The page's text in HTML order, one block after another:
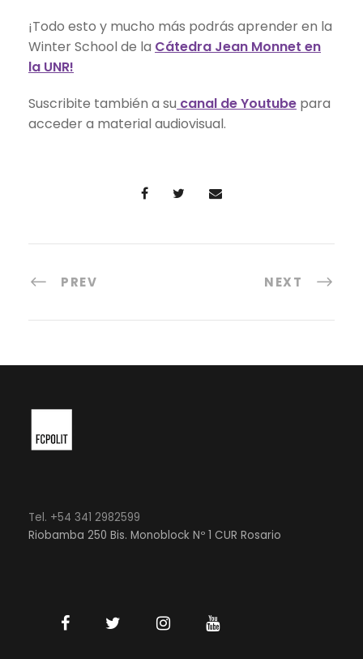
¡Todo esto y mucho más podrás aprender en la
Winter School de la Cátedra Jean Monnet en
la UNR!
Suscribite también a su canal de Youtube para
acceder a material audiovisual.
PREV NEXT
Tel. +54 341 2982599
Riobamba 250 Bis. Monoblock Nº 1 CUR Rosario